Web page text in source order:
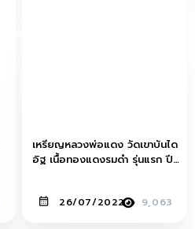
เหรียญหลวงพ่อแดง วัดเขาบันได
อิฐ เนื้อทองแดงรมดำ รุ่นแรก ปี
26/07/2022 9,063